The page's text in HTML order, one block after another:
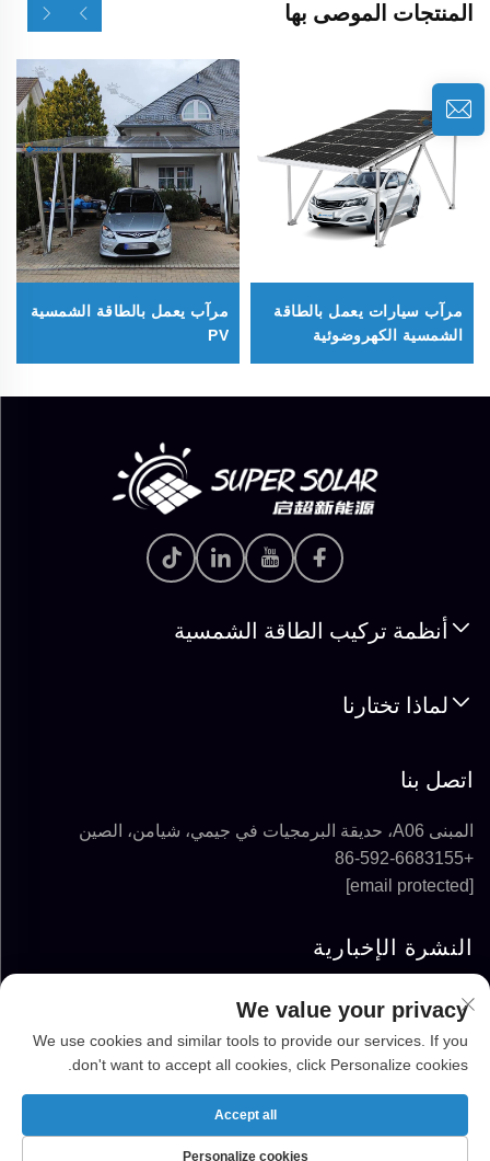
المنتجات الموصى بها
مرآب سيارات يعمل بالطاقة
الشمسية الكهروضوئية
مرآب يعمل بالطاقة الشمسية
PV
أنظمة تركيب الطاقة الشمسية
لماذا تختارنا
اتصل بنا
المبنى A06، حديقة البرمجيات في جيمي، شيامن، الصين
+86-592-6683155
[email protected]
النشرة الإخبارية
الاشتراك
SUPER SOLAR ENERGY TECHNOLOGY CO.,
We value your privacy
We use cookies and similar tools to provide our services. If you
don't want to accept all cookies, click Personalize cookies.
Personalize cookies
Accept all